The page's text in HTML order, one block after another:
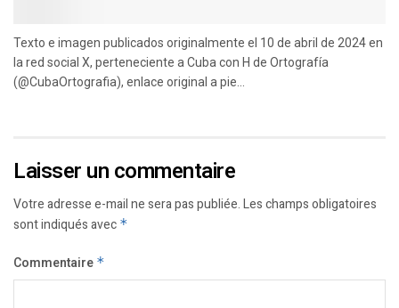
Texto e imagen publicados originalmente el 10 de abril de 2024 en
la red social X, perteneciente a Cuba con H de Ortografía
(@CubaOrtografia), enlace original a pie...
Laisser un commentaire
Votre adresse e-mail ne sera pas publiée.Les champs obligatoires
sont indiqués avec *
Commentaire *